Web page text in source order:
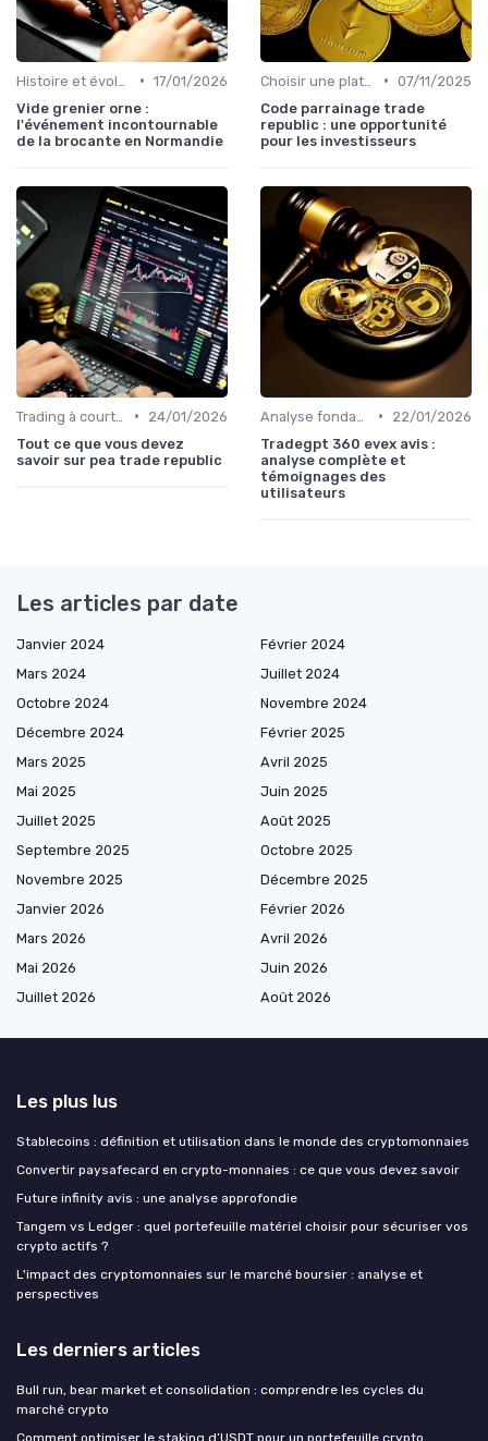
• 17/01/2026
Vide grenier orne :
l'événement incontournable
de la brocante en Normandie
• 07/11/2025
Code parrainage trade
republic : une opportunité
pour les investisseurs
•
24/01/2026
Tout ce que vous devez
savoir sur pea trade republic
•
22/01/2026
Tradegpt 360 evex avis :
analyse complète et
témoignages des
utilisateurs
Les articles par date
Janvier 2024
Février 2024
Mars 2024
Juillet 2024
Octobre 2024
Novembre 2024
Décembre 2024
Février 2025
Mars 2025
Avril 2025
Mai 2025
Juin 2025
Juillet 2025
Août 2025
Septembre 2025
Octobre 2025
Novembre 2025
Décembre 2025
Janvier 2026
Février 2026
Mars 2026
Avril 2026
Mai 2026
Juin 2026
Juillet 2026
Août 2026
Les plus lus
Stablecoins : définition et utilisation dans le monde des cryptomonnaies
Convertir paysafecard en crypto-monnaies : ce que vous devez savoir
Future infinity avis : une analyse approfondie
Tangem vs Ledger : quel portefeuille matériel choisir pour sécuriser vos
crypto actifs ?
L'impact des cryptomonnaies sur le marché boursier : analyse et
perspectives
Les derniers articles
Bull run, bear market et consolidation : comprendre les cycles du
marché crypto
Comment optimiser le staking d’USDT pour un portefeuille crypto